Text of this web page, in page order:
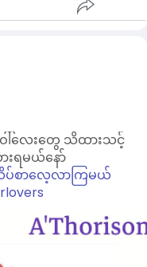
ဝေါ်လေးတွေ သိထားသင့်
ရမယ်နော်
ပ်စာလေ့လာကြမယ်